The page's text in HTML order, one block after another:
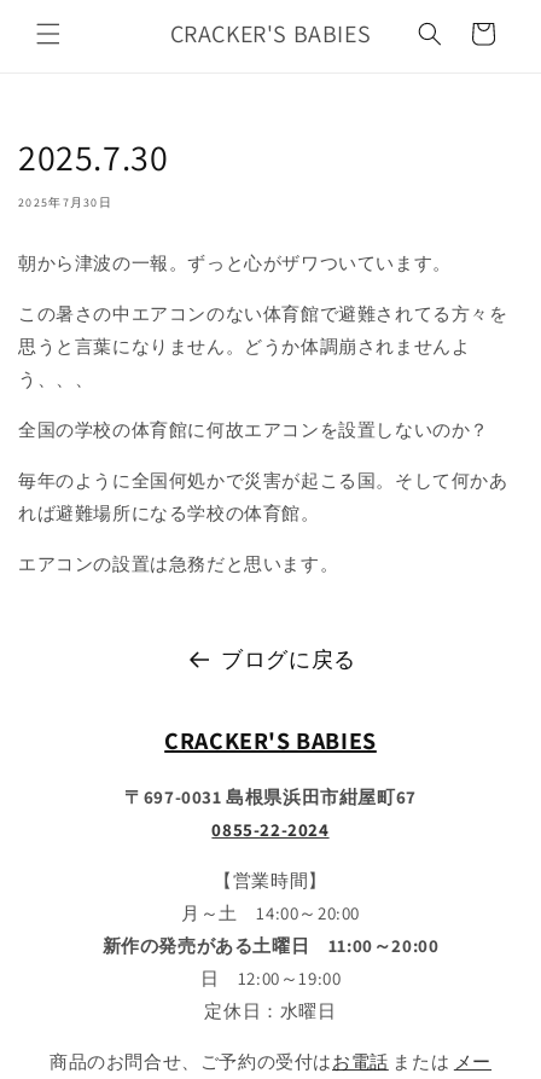
ンツに
進む
CRACKER'S BABIES
ー
2025.7.30
2025年7月30日
朝から津波の一報。ずっと心がザワついています。
この暑さの中エアコンのない体育館で避難されてる方々を
思うと言葉になりません。どうか体調崩されませんよ
う、、、
全国の学校の体育館に何故エアコンを設置しないのか？
毎年のように全国何処かで災害が起こる国。そして何かあ
れば避難場所になる学校の体育館。
エアコンの設置は急務だと思います。
ブログに戻る
CRACKER'S BABIES
〒697-0031 島根県浜田市紺屋町67
0855-22-2024
【営業時間】
月～土 14:00～20:00
新作の発売がある土曜日 11:00～20:00
日 12:00～19:00
定休日：水曜日
商品のお問合せ、ご予約の受付はお電話 または メー